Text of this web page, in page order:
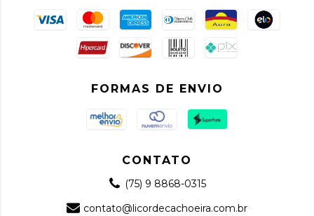
FORMAS DE ENVIO
CONTATO
(75) 9 8868-0315
contato@licordecachoeira.com.br